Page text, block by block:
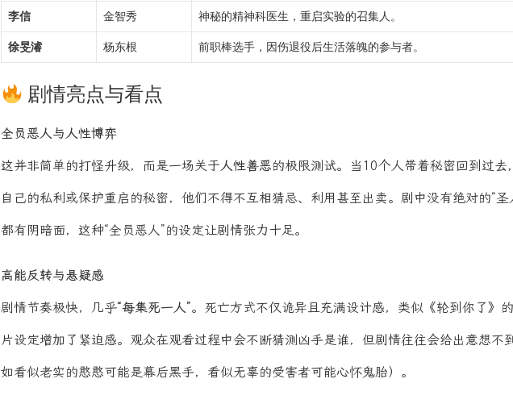
李信 金智秀 神秘的精神科医生，重启实验的召集人。
徐旻濬 杨东根 前职棒选手，因伤退役后生活落魄的参与者。
剧情亮点与看点
全员恶人与人性博弈
这并非简单的打怪升级，而是一场关于人性善恶的极限测试。当10个人带着秘密回到过去
自己的私利或保护重启的秘密，他们不得不互相猜忌、利用甚至出卖。剧中没有绝对的“圣
都有阴暗面，这种“全员恶人”的设定让剧情张力十足。
高能反转与悬疑感
剧情节奏极快，几乎“每集死一人”。死亡方式不仅诡异且充满设计感，类似《轮到你了》
片设定增加了紧迫感。观众在观看过程中会不断猜测凶手是谁，但剧情往往会给出意想不
如看似老实的憨憨可能是幕后黑手，看似无辜的受害者可能心怀鬼胎）。